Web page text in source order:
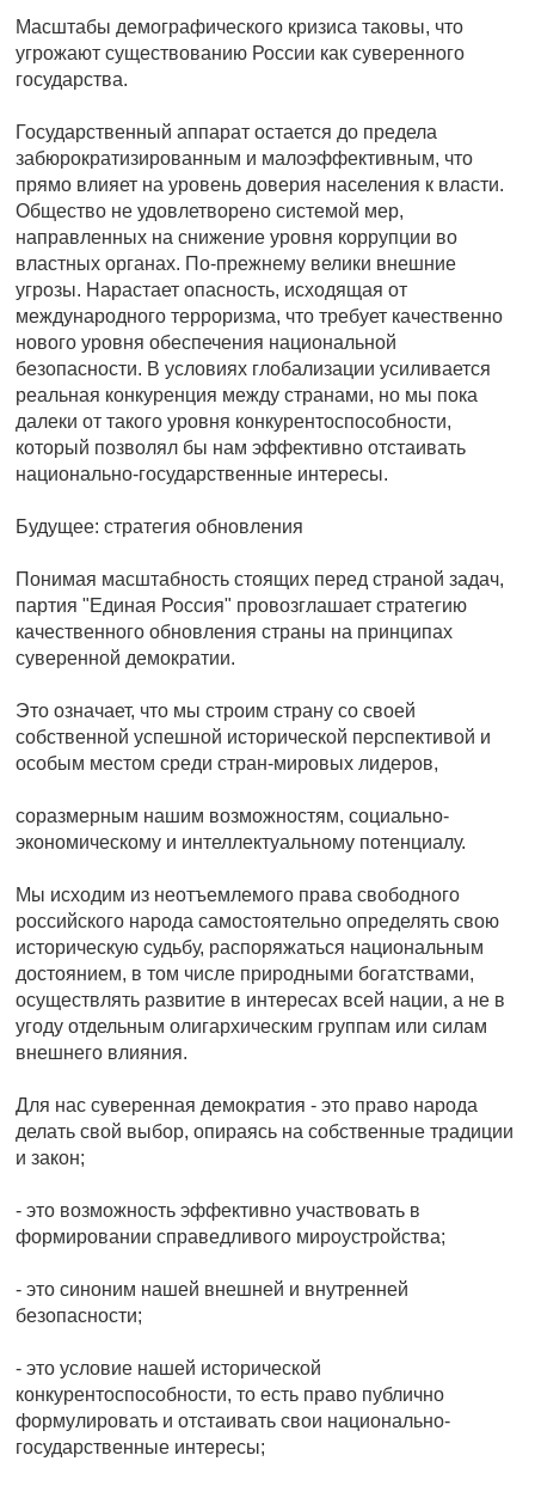
Масштабы демографического кризиса таковы, что
угрожают существованию России как суверенного
государства.
Государственный аппарат остается до предела
забюрократизированным и малоэффективным, что
прямо влияет на уровень доверия населения к власти.
Общество не удовлетворено системой мер,
направленных на снижение уровня коррупции во
властных органах. По-прежнему велики внешние
угрозы. Нарастает опасность, исходящая от
международного терроризма, что требует качественно
нового уровня обеспечения национальной
безопасности. В условиях глобализации усиливается
реальная конкуренция между странами, но мы пока
далеки от такого уровня конкурентоспособности,
который позволял бы нам эффективно отстаивать
национально-государственные интересы.
Будущее: стратегия обновления
Понимая масштабность стоящих перед страной задач,
партия "Единая Россия" провозглашает стратегию
качественного обновления страны на принципах
суверенной демократии.
Это означает, что мы строим страну со своей
собственной успешной исторической перспективой и
особым местом среди стран-мировых лидеров,
соразмерным нашим возможностям, социально-
экономическому и интеллектуальному потенциалу.
Мы исходим из неотъемлемого права свободного
российского народа самостоятельно определять свою
историческую судьбу, распоряжаться национальным
достоянием, в том числе природными богатствами,
осуществлять развитие в интересах всей нации, а не в
угоду отдельным олигархическим группам или силам
внешнего влияния.
Для нас суверенная демократия - это право народа
делать свой выбор, опираясь на собственные традиции
и закон;
- это возможность эффективно участвовать в
формировании справедливого мироустройства;
- это синоним нашей внешней и внутренней
безопасности;
- это условие нашей исторической
конкурентоспособности, то есть право публично
формулировать и отстаивать свои национально-
государственные интересы;